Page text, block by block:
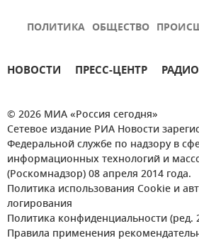
ПОЛИТИКА ОБЩЕСТВО
НОВОСТИ ПРЕСС-ЦЕНТР РАДИО
© 2026 МИА «Россия сегодня»
Сетевое издание РИА Новости
Федеральной службе по надзору в
информационных технологий и
(Роскомнадзор) 08 апреля 2014 года.
Политика использования Cookie и
логирования
Политика конфиденциальности (ред.
Правила применения